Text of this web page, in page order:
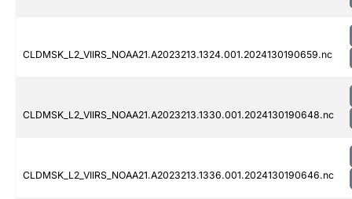
CLDMSK_L2_VIIRS_NOAA21.A2023213.1324.001.2024130190659.nc
CLDMSK_L2_VIIRS_NOAA21.A2023213.1330.001.2024130190648.nc
CLDMSK_L2_VIIRS_NOAA21.A2023213.1336.001.2024130190646.nc